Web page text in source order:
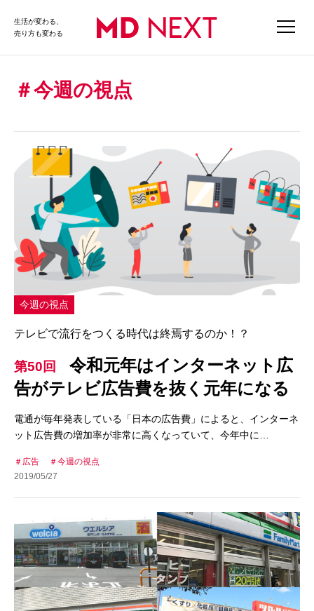
生活が変わる、
売り方も変わる
今週の視点
今週の視点
テレビで流行をつくる時代は終焉するのか！？
第50回
令和元年はインターネット広
告がテレビ広告費を抜く元年になる
電通が毎年発表している「日本の広告費」によると、インターネ
ット広告費の増加率が非常に高くなっていて、今年中に…
広告
今週の視点
2019/05/27